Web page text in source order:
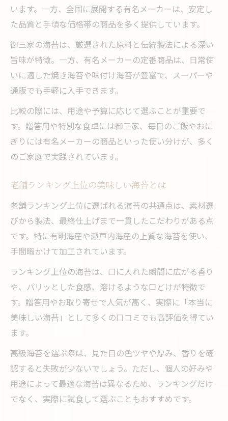
います。一方、全国に展開する有名メーカーは、安定し
た品質と手頃な価格帯の商品を多く提供しています。
御三家の海苔は、厳選された原料と伝統製法による深い
旨味が特徴。一方、有名メーカーの定番商品は、日常使
いに適した焼き海苔や味付け海苔が豊富で、スーパーや
通販でも手軽に入手できます。
比較の際には、用途や予算に応じて選ぶことが重要で
す。贈答用や特別な食卓には御三家、毎日のご飯やおに
ぎりには有名メーカーの商品といった使い分けが、多く
のご家庭で実践されています。
老舗ランキング上位の美味しい海苔とは
老舗ランキング上位に選ばれる海苔の共通点は、素材選
びから製法、最終仕上げまで一貫したこだわりがある点
です。特に有明海産や瀬戸内海産の上質な海苔を使い、
手間暇かけて加工されています。
ランキング上位の海苔は、口に入れた瞬間に広がる香り
や、パリッとした食感、溶けるような口どけが特徴で
す。贈答用やお取り寄せで人気が高く、実際に「本当に
美味しい海苔」として多くの口コミでも高評価を得てい
ます。
高級海苔を選ぶ際は、見た目の色ツヤや厚み、香りを確
認すると失敗が少ないでしょう。ただし、個人の好みや
用途によって最適な海苔は異なるため、ランキングだけ
でなく、実際に試食して選ぶこともおすすめです。